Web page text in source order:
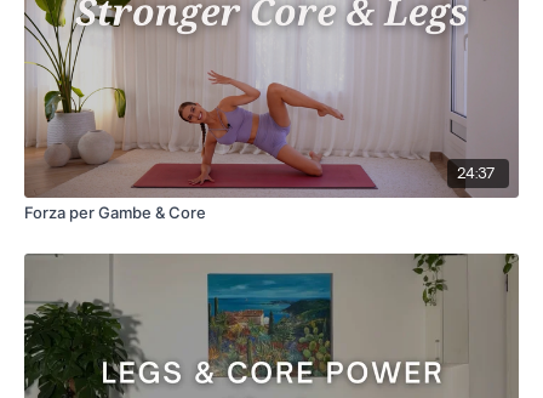
24:37
Forza per Gambe & Core